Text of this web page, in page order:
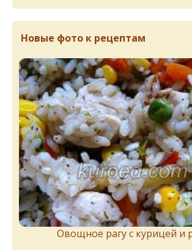
Новые фото к рецептам
Овощное рагу с курицей и